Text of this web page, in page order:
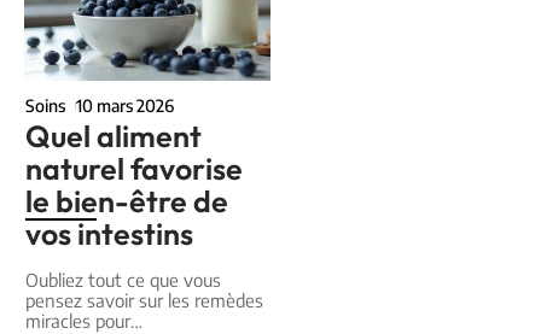
Soins 10 mars 2026
Quel aliment
naturel favorise
le bien-être de
vos intestins
Oubliez tout ce que vous
pensez savoir sur les remèdes
miracles pour…